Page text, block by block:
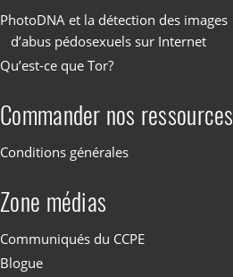
PhotoDNA et la détection des images
d’abus pédosexuels sur Internet
Qu’est-ce que Tor?
Commander nos ressources
Conditions générales
Zone médias
Communiqués du CCPE
Blogue